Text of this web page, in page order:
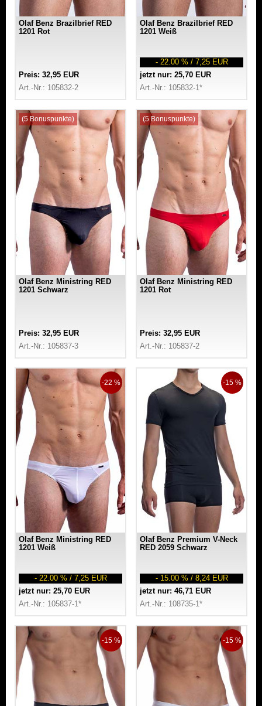
Olaf Benz Brazilbrief RED
1201 Rot
Preis: 32,95 EUR
Art.-Nr.: 105832-2
Olaf Benz Brazilbrief RED
1201 Weiß
- 22.00 % / 7,25 EUR
jetzt nur: 25,70 EUR
Art.-Nr.: 105832-1*
(5 Bonuspunkte)
Olaf Benz Ministring RED
1201 Schwarz
Preis: 32,95 EUR
Art.-Nr.: 105837-3
(5 Bonuspunkte)
Olaf Benz Ministring RED
1201 Rot
Preis: 32,95 EUR
Art.-Nr.: 105837-2
-22 %
Olaf Benz Ministring RED
1201 Weiß
- 22.00 % / 7,25 EUR
jetzt nur: 25,70 EUR
Art.-Nr.: 105837-1*
-15 %
Olaf Benz Premium V-Neck
RED 2059 Schwarz
- 15.00 % / 8,24 EUR
jetzt nur: 46,71 EUR
Art.-Nr.: 108735-1*
-15 % -15 %